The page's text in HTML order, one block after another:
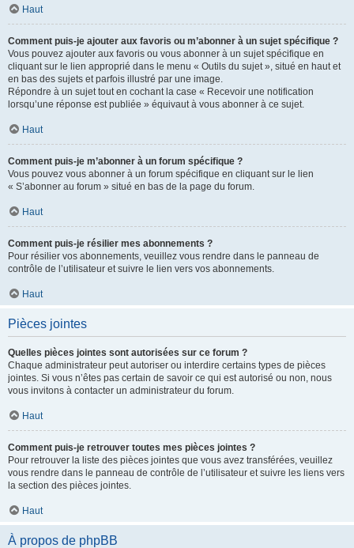
Haut
Comment puis-je ajouter aux favoris ou m’abonner à un sujet spécifique ?
Vous pouvez ajouter aux favoris ou vous abonner à un sujet spécifique en
cliquant sur le lien approprié dans le menu « Outils du sujet », situé en haut et
en bas des sujets et parfois illustré par une image.
Répondre à un sujet tout en cochant la case « Recevoir une notification
lorsqu’une réponse est publiée » équivaut à vous abonner à ce sujet.
Haut
Comment puis-je m’abonner à un forum spécifique ?
Vous pouvez vous abonner à un forum spécifique en cliquant sur le lien
« S’abonner au forum » situé en bas de la page du forum.
Haut
Comment puis-je résilier mes abonnements ?
Pour résilier vos abonnements, veuillez vous rendre dans le panneau de
contrôle de l’utilisateur et suivre le lien vers vos abonnements.
Haut
Pièces jointes
Quelles pièces jointes sont autorisées sur ce forum ?
Chaque administrateur peut autoriser ou interdire certains types de pièces
jointes. Si vous n’êtes pas certain de savoir ce qui est autorisé ou non, nous
vous invitons à contacter un administrateur du forum.
Haut
Comment puis-je retrouver toutes mes pièces jointes ?
Pour retrouver la liste des pièces jointes que vous avez transférées, veuillez
vous rendre dans le panneau de contrôle de l’utilisateur et suivre les liens vers
la section des pièces jointes.
Haut
À propos de phpBB